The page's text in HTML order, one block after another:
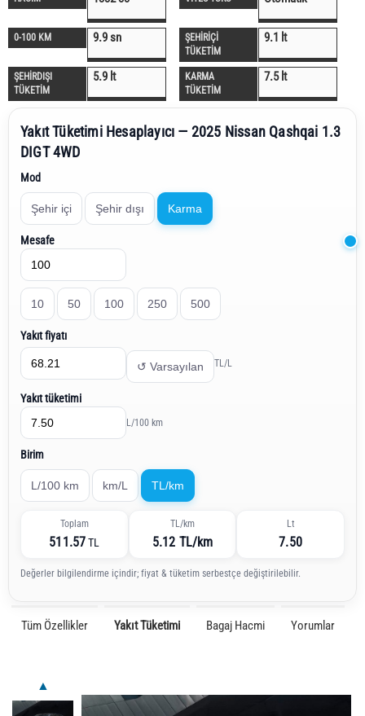
0-100 KM 9.9 sn
ŞEHİRİÇİ
TÜKETİM
9.1 lt
ŞEHİRDIŞI
TÜKETİM
5.9 lt
KARMA
TÜKETİM
7.5 lt
Yakıt Tüketimi Hesaplayıcı — 2025 Nissan Qashqai 1.3
DIGT 4WD
Mod
Şehir içi Şehir dışı Karma
Mesafe
10 50 100 250 500
Yakıt fiyatı
↺ Varsayılan TL/L
Yakıt tüketimi
L/100 km
Birim
L/100 km km/L TL/km
Toplam
511.57TL
TL/km
5.12 TL/km
Lt
7.50
Değerler bilgilendirme içindir; fiyat & tüketim serbestçe değiştirilebilir.
Tüm Özellikler Yakıt Tüketimi Bagaj Hacmi Yorumlar
▲